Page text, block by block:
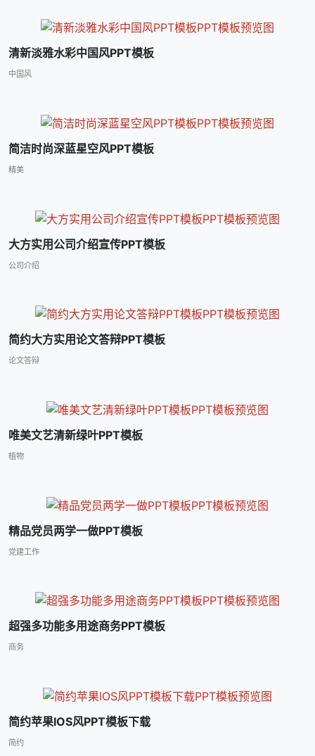
清新淡雅水彩中国风PPT模板
中国风
简洁时尚深蓝星空风PPT模板
精美
大方实用公司介绍宣传PPT模板
公司介绍
简约大方实用论文答辩PPT模板
论文答辩
唯美文艺清新绿叶PPT模板
植物
精品党员两学一做PPT模板
党建工作
超强多功能多用途商务PPT模板
商务
简约苹果IOS风PPT模板下载
简约